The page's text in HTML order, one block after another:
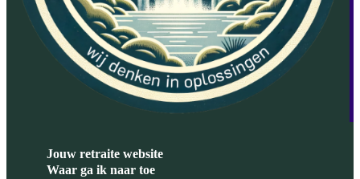
Jouw retraite website
Waar ga ik naar toe